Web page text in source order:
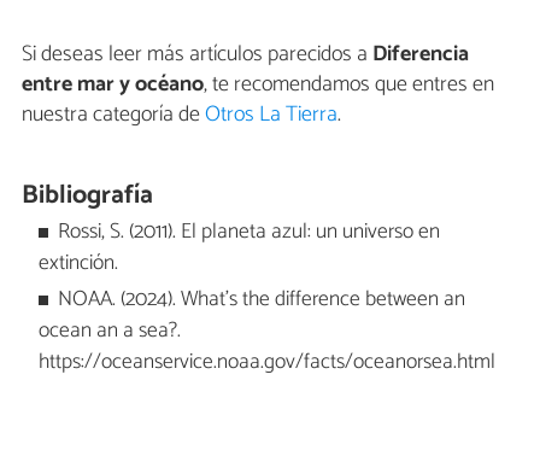
Si deseas leer más artículos parecidos a Diferencia
entre mar y océano, te recomendamos que entres en
nuestra categoría deOtros La Tierra.
Bibliografía
Rossi, S. (2011). El planeta azul: un universo en
extinción.
NOAA. (2024). What's the difference between an
ocean an a sea?.
https://oceanservice.noaa.gov/facts/oceanorsea.html